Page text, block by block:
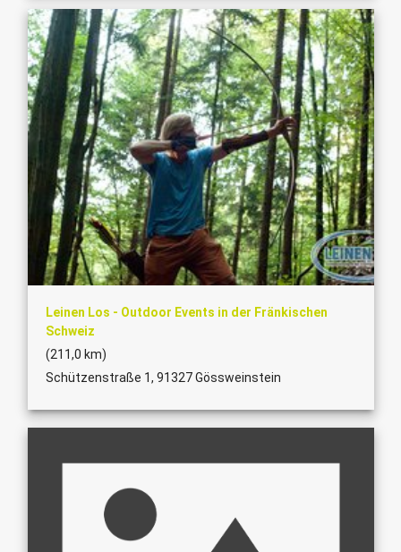
Leinen Los - Outdoor Events in der Fränkischen
Schweiz
(211,0 km)
Schützenstraße 1, 91327 Gössweinstein